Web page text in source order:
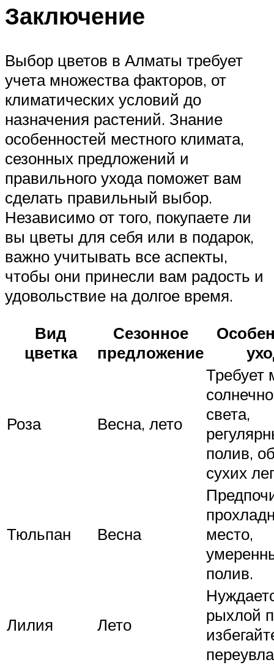
Заключение
Выбор цветов в Алматы требует
учета множества факторов, от
климатических условий до
назначения растений. Знание
особенностей местного климата,
сезонных предложений и
правильного ухода поможет вам
сделать правильный выбор.
Независимо от того, покупаете ли
вы цветы для себя или в подарок,
важно учитывать все аспекты,
чтобы они принесли вам радость и
удовольствие на долгое время.
Вид
цветка
Сезонное
предложение
Роза Весна, лето
Требует
света,
полив,
сухих
Тюльпан Весна
место,
полив.
Лилия Лето
рыхлой